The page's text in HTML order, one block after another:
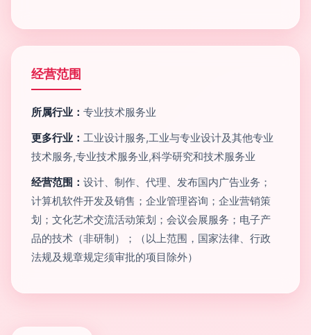
经营范围
所属行业： 专业技术服务业
更多行业： 工业设计服务,工业与专业设计及其他专业
技术服务,专业技术服务业,科学研究和技术服务业
经营范围： 设计、制作、代理、发布国内广告业务；
计算机软件开发及销售；企业管理咨询；企业营销策
划；文化艺术交流活动策划；会议会展服务；电子产
品的技术（非研制）；（以上范围，国家法律、行政
法规及规章规定须审批的项目除外）